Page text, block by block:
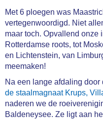
Met 6 ploegen was
vertegenwoordigd. Niet
maar toch. Opvallend onze
Rotterdamse roots, tot
en Lichtenstein, van
meemaken!
Na een lange afdaling
de staalmagnaat Krups,
naderen we de
Baldeneysee. Ze ligt aan